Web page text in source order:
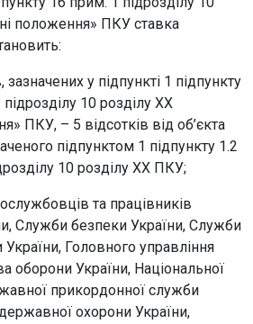
положення» ПКУ ставка
у підпункті 1 підпункту
10 розділу XX
ПКУ, – 5 відсотків від об’єкта
підпунктом 1 підпункту 1.2
10 розділу XX ПКУ;
та працівників
Служби безпеки України, Служби
Головного управління
оборони України, Національної
прикордонної служби
охорони України,